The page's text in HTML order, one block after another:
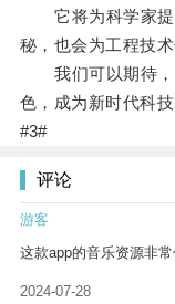
它将为科学家提
秘，也会为工程技
我们可以期待，
色，成为新时代科技
#3#
评论
游客
这款app的音乐资源非
2024-07-28